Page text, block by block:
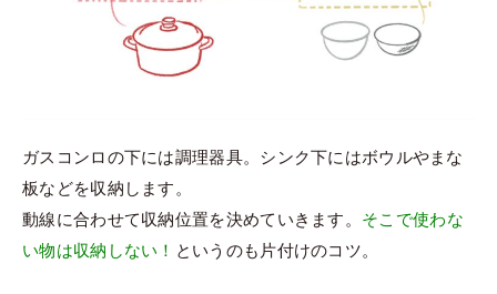
ガスコンロの下には調理器具。シンク下にはボウルやまな
板などを収納します。
動線に合わせて収納位置を決めていきます。 そこで使わな
い物は収納しない！ というのも片付けのコツ。